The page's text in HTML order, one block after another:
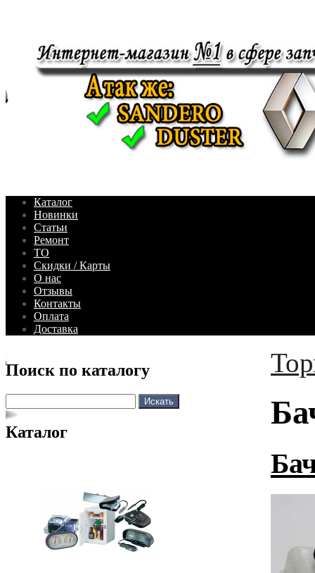
Каталог
Новинки
Статьи
Ремонт
ТО
Скидки / Карты
О нас
Отзывы
Контакты
Оплата
Доставка
Поиск по каталогу
Каталог